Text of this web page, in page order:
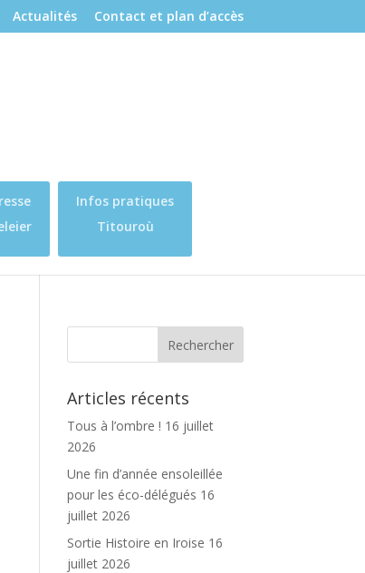
Actualités Contact et plan d’accès
Infos pratiques
Titouroù
Articles récents
Tous à l’ombre ! 16 juillet
2026
Une fin d’année ensoleillée
pour les éco-délégués 16
juillet 2026
Sortie Histoire en Iroise 16
juillet 2026